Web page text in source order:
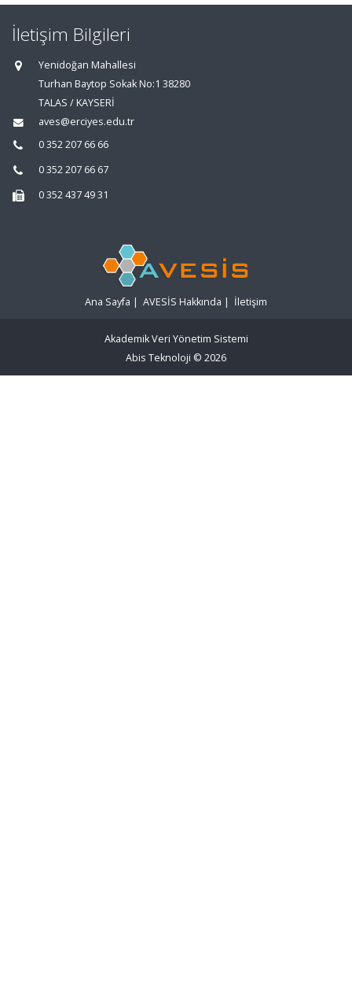
İletişim Bilgileri
Yenidoğan Mahallesi
Turhan Baytop Sokak No:1 38280
TALAS / KAYSERİ
aves@erciyes.edu.tr
0 352 207 66 66
0 352 207 66 67
0 352 437 49 31
Ana Sayfa | AVESİS Hakkında | İletişim
Akademik Veri Yönetim Sistemi
Abis Teknoloji © 2026